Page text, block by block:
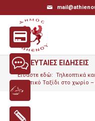
ΤΕΛΕΥΤΑΙΕΣ ΕΙΔΗΣΕΙΣ
Είσαστε εδώ: Τηλεοπτικά
Γευστικό Ταξίδι στο χωρίο